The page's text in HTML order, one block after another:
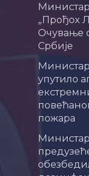
„Прођох
Очување
Србије
упутило
пожара